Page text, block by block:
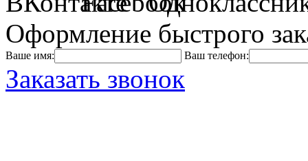
Оформление быстрого
Ваше имя: Ваш телефон:
Заказать звонок